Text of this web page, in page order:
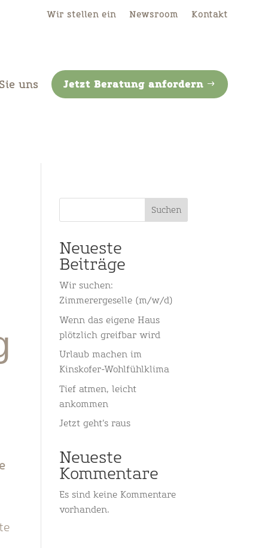
Wir stellen ein Newsroom Kontakt
uns Jetzt Beratung anfordern
Suchen
Neueste
Beiträge
Wir suchen:
Zimmerergeselle (m/w/d)
Wenn das eigene Haus
plötzlich greifbar wird
Urlaub machen im
Kinskofer-Wohlfühlklima
Tief atmen, leicht
ankommen
Jetzt geht’s raus
Neueste
Kommentare
Es sind keine Kommentare
vorhanden.